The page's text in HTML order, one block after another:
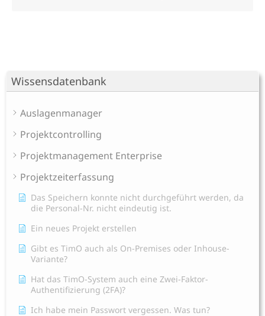
Wissensdatenbank
Auslagenmanager
Projektcontrolling
Projektmanagement Enterprise
Projektzeiterfassung
Das Speichern konnte nicht durchgeführt werden, da
die Personal-Nr. nicht eindeutig ist.
Ein neues Projekt erstellen
Gibt es TimO auch als On-Premises oder Inhouse-
Variante?
Hat das TimO-System auch eine Zwei-Faktor-
Authentifizierung (2FA)?
Ich habe mein Passwort vergessen. Was tun?